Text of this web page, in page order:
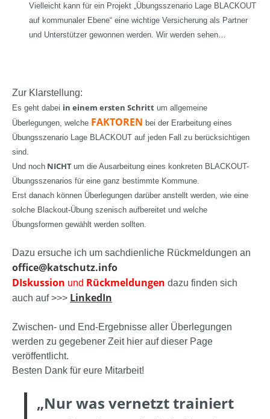
Vielleicht kann für ein Projekt „Übungsszenario Lage BLACKOUT
auf kommunaler Ebene“ eine wichtige Versicherung als Partner
und Unterstützer gewonnen werden. Wir werden sehen…
Zur Klarstellung:
Es geht dabei in einem ersten Schritt um allgemeine
Überlegungen, welche FAKTOREN bei der Erarbeitung eines
Übungsszenario Lage BLACKOUT auf jeden Fall zu berücksichtigen
sind.
Und noch NICHT um die Ausarbeitung eines konkreten BLACKOUT-
Übungsszenarios für eine ganz bestimmte Kommune.
Erst danach können Überlegungen darüber anstellt werden, wie eine
solche Blackout-Übung szenisch aufbereitet und welche
Übungsformen gewählt werden sollten.
Dazu ersuche ich um sachdienliche Rückmeldungen an
office@katschutz.info
DIskussion und Rückmeldungen dazu finden sich
auch auf >>> LinkedIn
Zwischen- und End-Ergebnisse aller Überlegungen
werden zu gegebener Zeit hier auf dieser Page
veröffentlicht.
Besten Dank für eure Mitarbeit!
„Nur was vernetzt trainiert